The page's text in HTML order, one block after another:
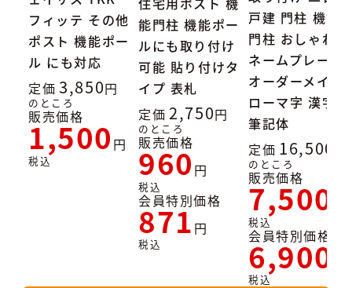
フィッテ その他
ポスト 機能ポー
ル にも対応
定価 3,850
のところ
販売価格
1,500
税込
能門柱 機能ポー
ルにも取り付け
可能 貼り付けタ
イプ 表札
定価 2,750
のところ
販売価格
960
税込
会員特別価格
871
税込
戸建 門柱 機能
門柱 おしゃれ
ネームプレート
オーダーメイド
ローマ字 漢字
筆記体
定価 16,500
のところ
販売価格
7,500
税込
会員特別価格
6,900
税込